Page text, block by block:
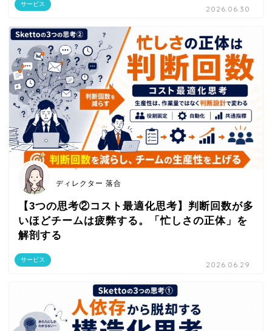
サービス
2026.06.30
サービス
ディレクター 落合
【3つの思考②コスト最適化思考】判断回数が多
いほどチームは疲弊する。「忙しさの正体」を
解剖する
2026.06.29